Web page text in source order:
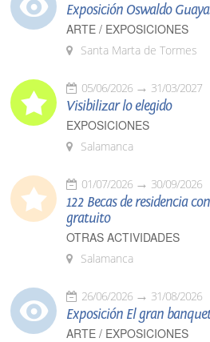
Exposición Oswaldo
ARTE / EXPOSICIONES
Santa Marta de Tormes
05/06/2026 31/03/2027
Visibilizar lo elegido
EXPOSICIONES
Salamanca
01/07/2026 30/09/2026
122 Becas de residencia
gratuito
OTRAS ACTIVIDADES
Salamanca
26/06/2026 31/08/2026
Exposición El gran
ARTE / EXPOSICIONES